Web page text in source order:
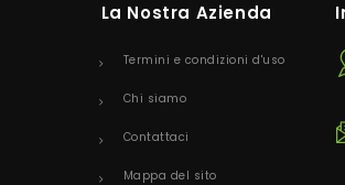
La Nostra Azienda
Termini e condizioni d'uso
Chi siamo
Contattaci
Mappa del sito